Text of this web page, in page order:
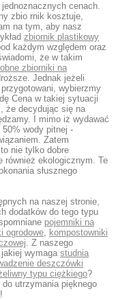
cenach.
zbio rnik kosztuje,
na tym, aby nasz
zbiornik plastikowy
każdym względem oraz
że w takim
zbiorniki na
Jednak jeżeli
wybierzmy
Cena w takiej sytuacji
że decydując się na
I mimo iż wydawać
wody pitnej -
Zatem
nie tylko dobre
również ekologicznym. Te
słusznego
na naszej stronie,
dodatków do tego typu
pojemniki na
ogrodowe, kompostowniki
. Z naszego
jakiej wymaga studnia
deszczówki
typu ciężkiego?
utrzymania pięknego